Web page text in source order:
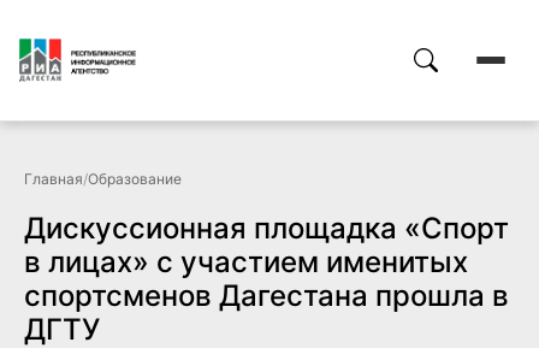
Главная/Образование
Дискуссионная площадка «Спорт
в лицах» с участием именитых
спортсменов Дагестана прошла в
ДГТУ